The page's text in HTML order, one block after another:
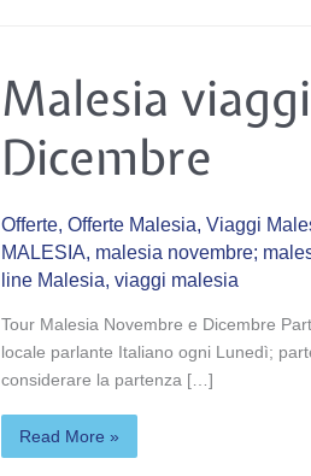
Malesia
Dicembre
Offerte, Offerte Malesia, Viaggi
MALESIA, malesia novembre;
line Malesia, viaggi malesia
Tour Malesia Novembre e Dicembre
locale parlante Italiano ogni Lunedì;
considerare la partenza […]
Malesia
viaggi
Novembre-
Read More »